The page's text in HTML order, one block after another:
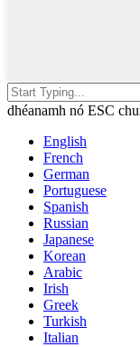
dhéanamh nó ESC
English
French
German
Portuguese
Spanish
Russian
Japanese
Korean
Arabic
Irish
Greek
Turkish
Italian